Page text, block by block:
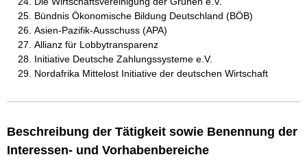
Bündnis Ökonomische Bildung Deutschland (BÖB)
Asien-Pazifik-Ausschuss (APA)
Allianz für Lobbytransparenz
Initiative Deutsche Zahlungssysteme e.V.
Nordafrika Mittelost Initiative der deutschen Wirtschaft
Beschreibung der Tätigkeit sowie Benennung der
Interessen- und Vorhabenbereiche